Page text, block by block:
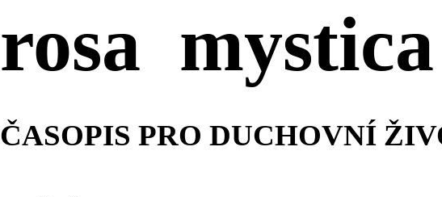
rosa mystica
ČASOPIS PRO DUCHOVNÍ